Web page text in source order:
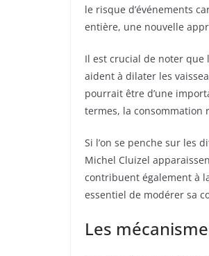
le risque d’événements
entière, une nouvelle
Il est crucial de noter que
aident à dilater les
pourrait être d’une
termes, la
Si l’on se penche sur les
Michel Cluizel
contribuent également à
essentiel de modérer sa
Les